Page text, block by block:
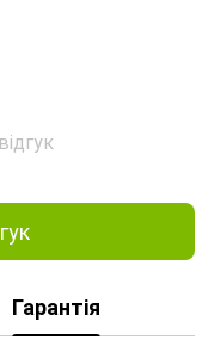
Гарантія